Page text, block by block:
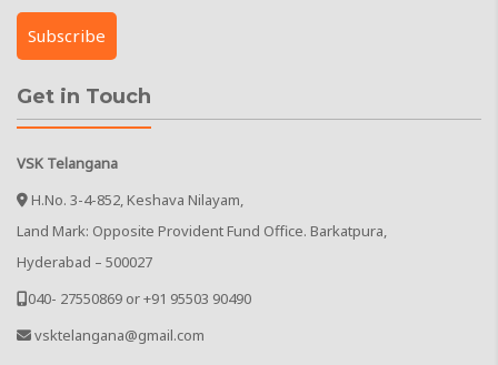
Get in Touch
VSK Telangana
H.No. 3-4-852, Keshava Nilayam,
Land Mark: Opposite Provident Fund Office. Barkatpura,
Hyderabad – 500027
040- 27550869 or +91 95503 90490
vsktelangana@gmail.com